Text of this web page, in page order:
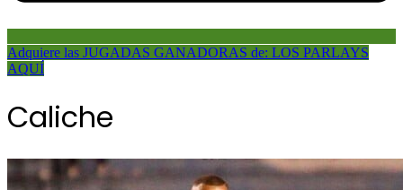
Adquiere las JUGADAS GANADORAS de: LOS PARLAYS
AQUÍ
Caliche